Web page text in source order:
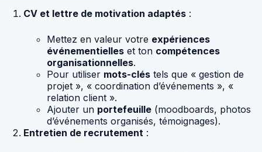
CV et lettre de motivation adaptés :
Mettez en valeur votre expériences
événementielles et ton compétences
organisationnelles.
Pour utiliser mots-clés tels que « gestion de
projet », « coordination d’événements », «
relation client ».
Ajouter un portefeuille (moodboards, photos
d’événements organisés, témoignages).
Entretien de recrutement :